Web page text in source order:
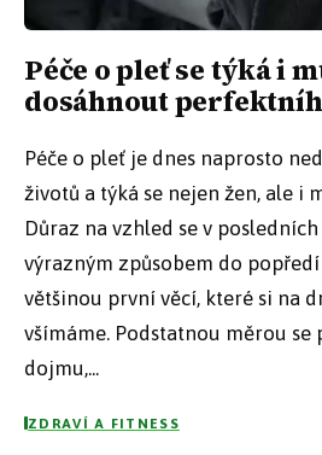
Péče o pleť se týká i
dosáhnout
Péče o pleť je dnes naprosto
životů a týká se nejen žen, ale i
Důraz na vzhled se v
výrazným způsobem do
většinou první věcí, které si na
všímáme. Podstatnou měrou se
dojmu,...
ZDRAVÍ A FITNESS